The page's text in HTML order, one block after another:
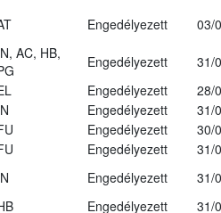
Engedélyezett
03/
AC, HB,
Engedélyezett
31/
Engedélyezett
28/
Engedélyezett
31/
Engedélyezett
30/
Engedélyezett
31/
Engedélyezett
31/
Engedélyezett
31/